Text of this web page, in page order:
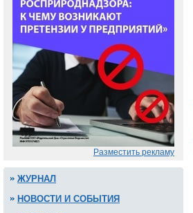
Разместить рекламу
ЖУРНАЛ
НОВОСТИ И СОБЫТИЯ